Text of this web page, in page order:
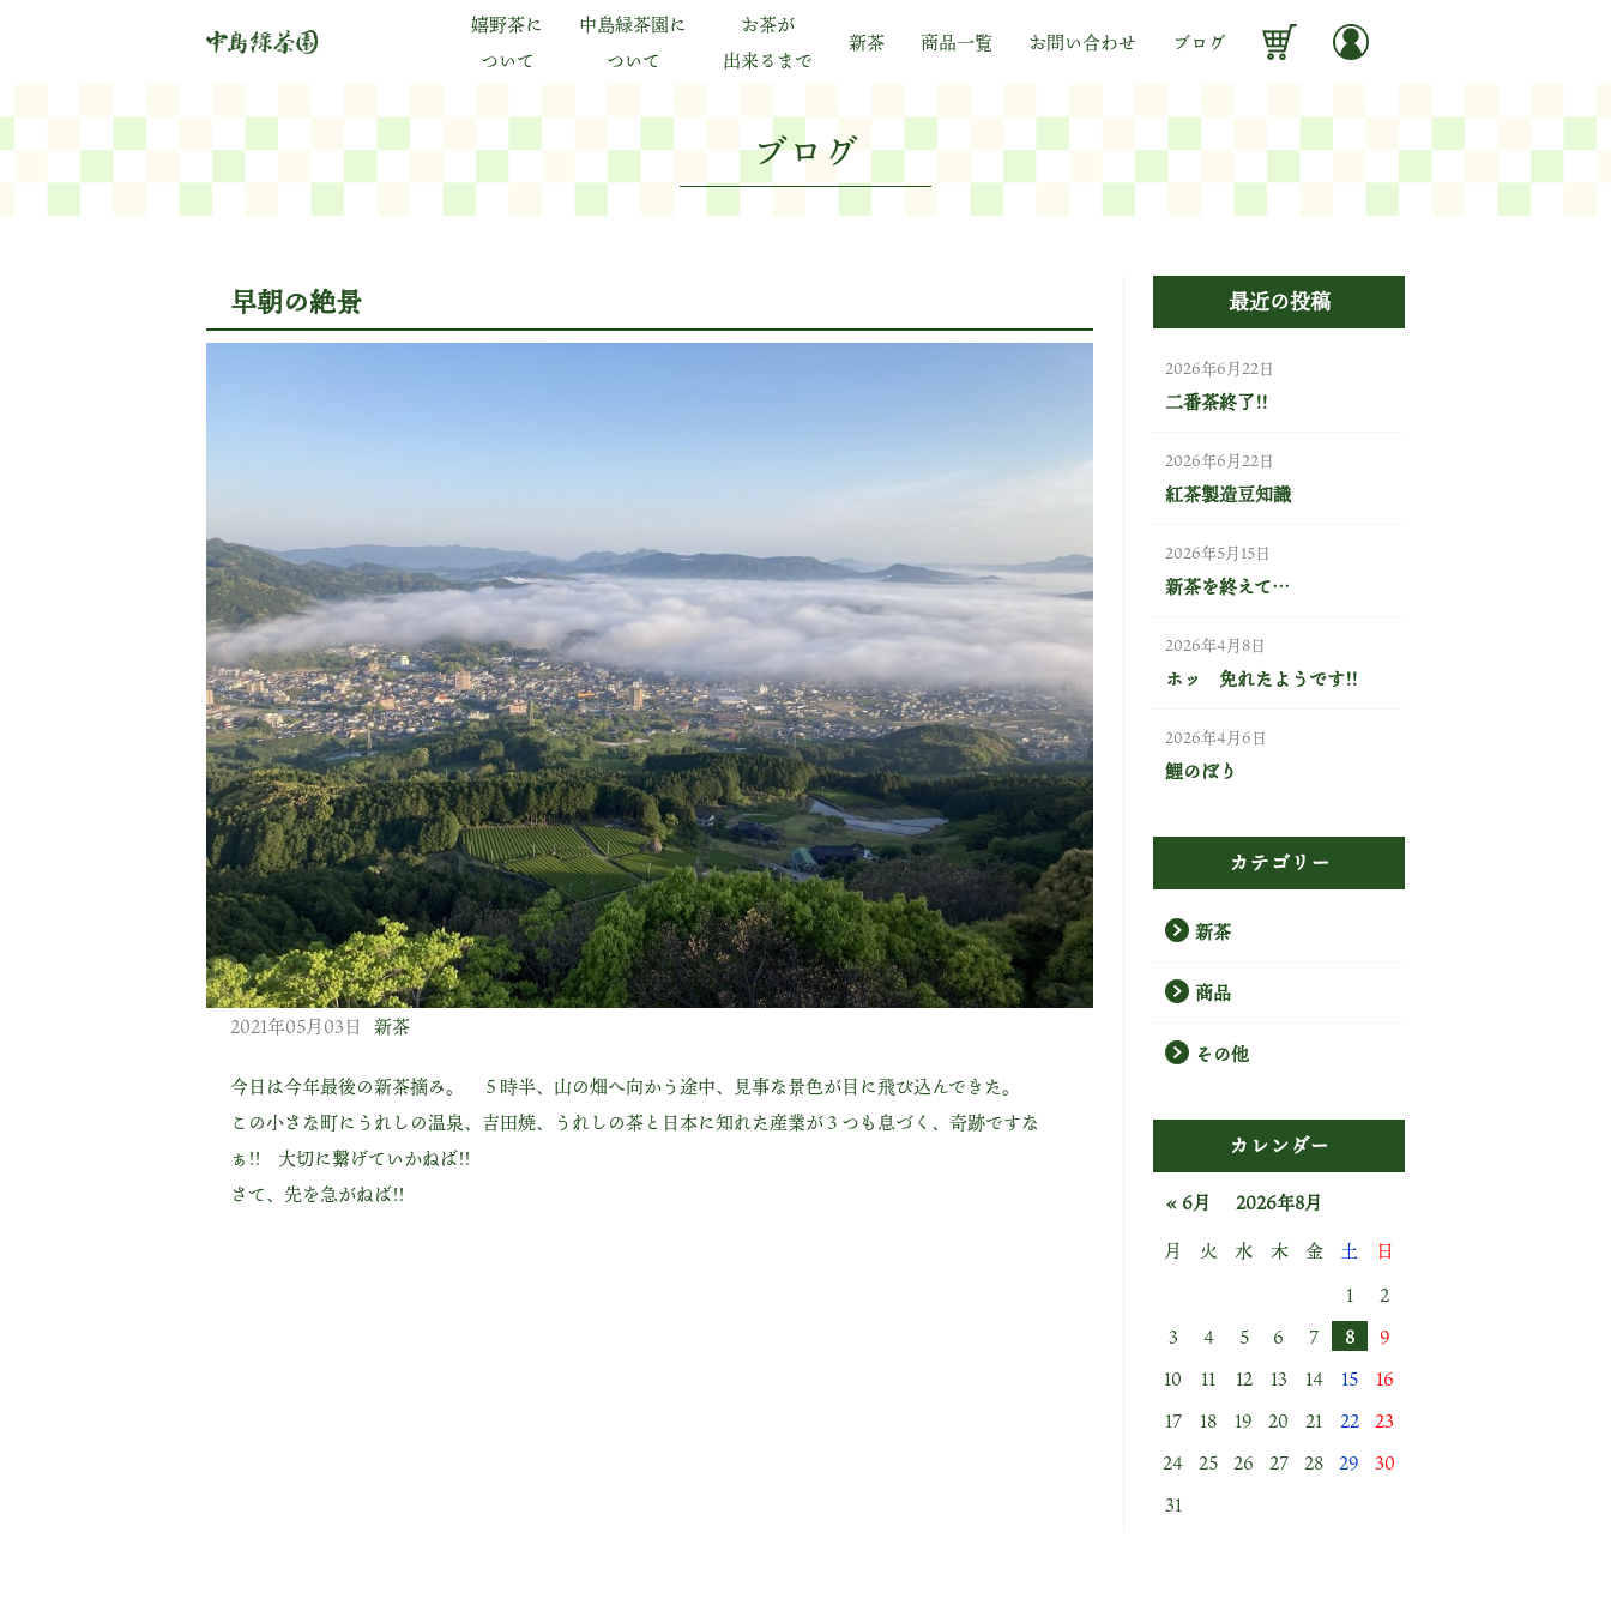
嬉野茶に
ついて
中島緑茶園に
ついて
お茶が
出来るまで
新茶 商品一覧 お問い合わせ ブログ
ブログ
早朝の絶景
2021年05月03日 新茶
今日は今年最後の新茶摘み。 ５時半、山の畑へ向かう途中、見事な景色が目に飛び込んできた。
この小さな町にうれしの温泉、吉田焼、うれしの茶と日本に知れた産業が３つも息づく、奇跡ですな
ぁ!! 大切に繋げていかねば!!
さて、先を急がねば!!
最近の投稿
二番茶終了!!
2026年6月22日
紅茶製造豆知識
2026年6月22日
新茶を終えて…
2026年5月15日
ホッ 免れたようです!!
2026年4月8日
鯉のぼり
2026年4月6日
カテゴリー
新茶
商品
その他
カレンダー
2026年8月
月
火 水 木 金 土
日
1
2
3
4 5 6 7 8
9
10
11 12 13 14 15
16
17
18 19 20 21 22
23
24 25 26 27 28 29
30
31
« 6月